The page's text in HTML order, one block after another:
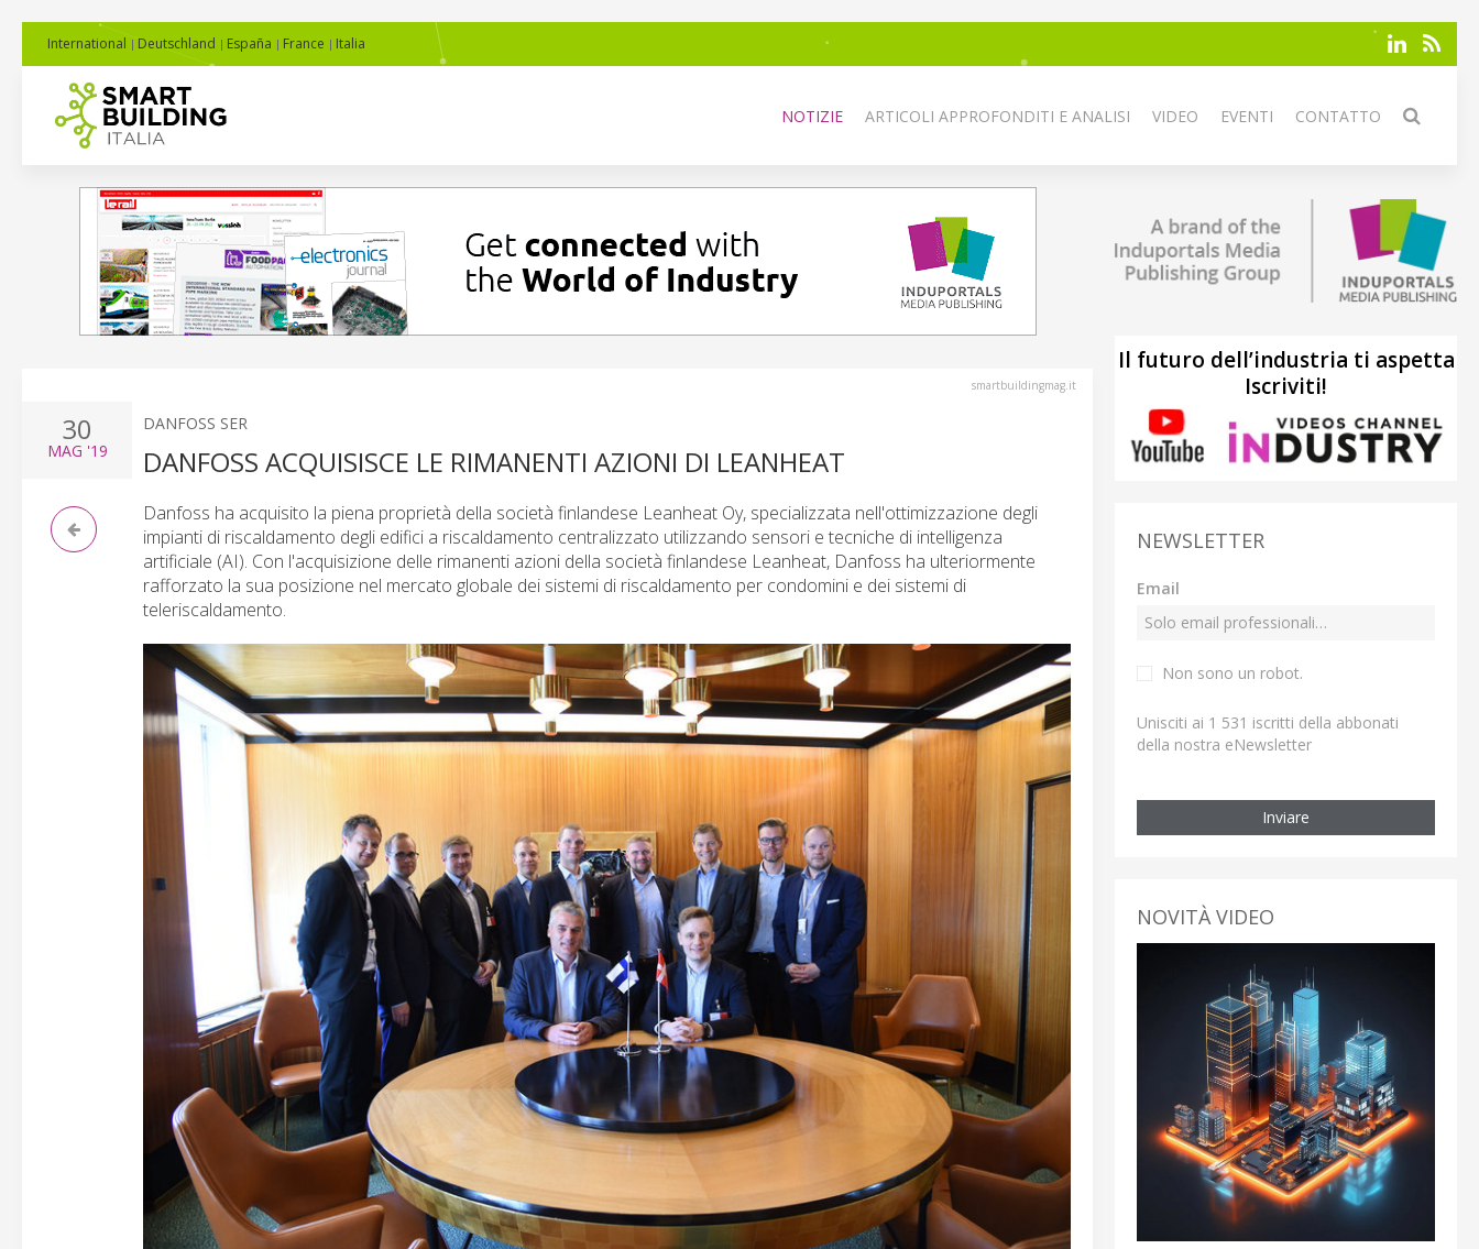
International Deutschland España France Italia
NOTIZIE ARTICOLI APPROFONDITI E ANALISI VIDEO EVENTI CONTATTO
smartbuildingmag.it
30
MAG '19
DANFOSS SER
DANFOSS ACQUISISCE LE RIMANENTI AZIONI DI LEANHEAT
Danfoss ha acquisito la piena proprietà della società finlandese Leanheat Oy, specializzata nell'ottimizzazione degli
impianti di riscaldamento degli edifici a riscaldamento centralizzato utilizzando sensori e tecniche di intelligenza
artificiale (AI). Con l'acquisizione delle rimanenti azioni della società finlandese Leanheat, Danfoss ha ulteriormente
rafforzato la sua posizione nel mercato globale dei sistemi di riscaldamento per condomini e dei sistemi di
teleriscaldamento.
Il futuro dell’industria ti aspetta
Iscriviti!
NEWSLETTER
Email
Non sono un robot.
Unisciti ai 1 531 iscritti della abbonati
della nostra eNewsletter
Inviare
NOVITÀ VIDEO